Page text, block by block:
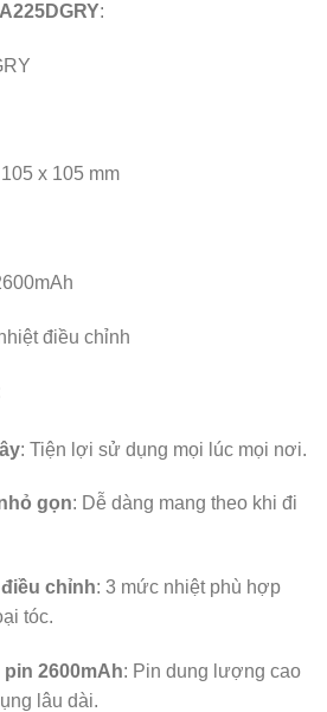
:
x 105 mm
điều chỉnh
: Tiện lợi sử dụng mọi lúc mọi nơi.
gọn: Dễ dàng mang theo khi đi
chỉnh: 3 mức nhiệt phù hợp
tóc.
2600mAh: Pin dung lượng cao
lâu dài.